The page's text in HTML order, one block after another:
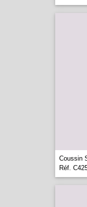
Coussin
Réf.